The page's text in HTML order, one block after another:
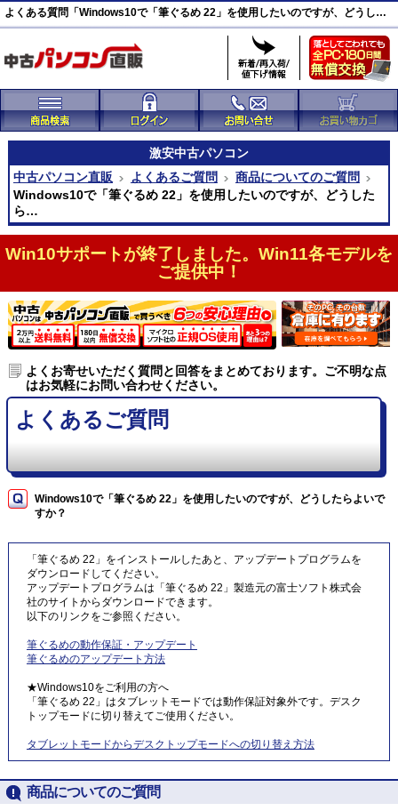
よくある質問「Windows10で「筆ぐるめ 22」を使用したいのですが、どうしたらよいですか？」｜中古パソコン直販
激安中古パソコン
中古パソコン直販
よくあるご質問
商品についてのご質問
Windows10で「筆ぐるめ 22」を使用したいのですが、どうした
ら…
Win10サポートが終了しました。Win11各モデルを
ご提供中！
よくお寄せいただく質問と回答をまとめております。ご不明な点
はお気軽にお問い合わせください。
よくあるご質問
Windows10で「筆ぐるめ 22」を使用したいのですが、どうしたらよいで
すか？
「筆ぐるめ 22」をインストールしたあと、アップデートプログラムを
ダウンロードしてください。
アップデートプログラムは「筆ぐるめ 22」製造元の富士ソフト株式会
社のサイトからダウンロードできます。
以下のリンクをご参照ください。
筆ぐるめの動作保証・アップデート
筆ぐるめのアップデート方法
★Windows10をご利用の方へ
「筆ぐるめ 22」はタブレットモードでは動作保証対象外です。デスク
トップモードに切り替えてご使用ください。
タブレットモードからデスクトップモードへの切り替え方法
商品についてのご質問